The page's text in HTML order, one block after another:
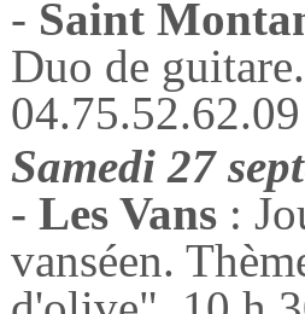
- Saint
Duo de
04.75.52.62.09
Samedi 27
- Les Vans :
vanséen.